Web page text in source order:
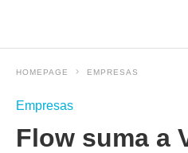
HOMEPAGE EMPRESAS
Empresas
Flow suma a